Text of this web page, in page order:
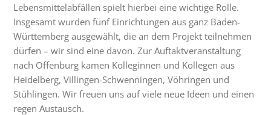
Lebensmittelabfällen spielt hierbei eine wichtige Rolle.
Insgesamt wurden fünf Einrichtungen aus ganz Baden-
Württemberg ausgewählt, die an dem Projekt teilnehmen
dürfen – wir sind eine davon. Zur Auftaktveranstaltung
nach Offenburg kamen Kolleginnen und Kollegen aus
Heidelberg, Villingen-Schwenningen, Vöhringen und
Stühlingen. Wir freuen uns auf viele neue Ideen und einen
regen Austausch.